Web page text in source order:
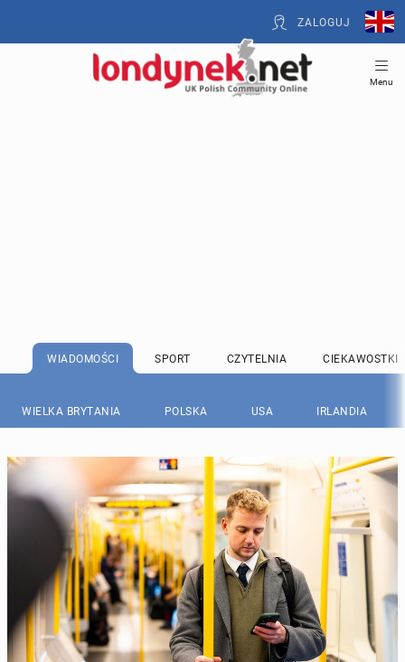
ZALOGUJ
Menu
WIADOMOŚCI SPORT CZYTELNIA CIEKAWOSTKI
WIELKA BRYTANIA POLSKA USA IRLANDIA